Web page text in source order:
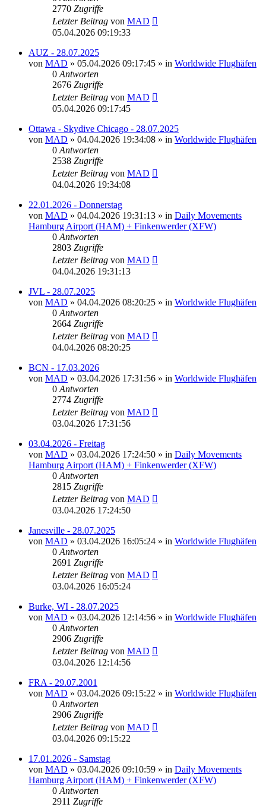
2770 Zugriffe
Letzter Beitrag von MAD
05.04.2026 09:19:33
AUZ - 28.07.2025
von MAD » 05.04.2026 09:17:45 » in Worldwide Flughäfen
0 Antworten
2676 Zugriffe
Letzter Beitrag von MAD
05.04.2026 09:17:45
Ottawa - Skydive Chicago - 28.07.2025
von MAD » 04.04.2026 19:34:08 » in Worldwide Flughäfen
0 Antworten
2538 Zugriffe
Letzter Beitrag von MAD
04.04.2026 19:34:08
22.01.2026 - Donnerstag
von MAD » 04.04.2026 19:31:13 » in Daily Movements
Hamburg Airport (HAM) + Finkenwerder (XFW)
0 Antworten
2803 Zugriffe
Letzter Beitrag von MAD
04.04.2026 19:31:13
JVL - 28.07.2025
von MAD » 04.04.2026 08:20:25 » in Worldwide Flughäfen
0 Antworten
2664 Zugriffe
Letzter Beitrag von MAD
04.04.2026 08:20:25
BCN - 17.03.2026
von MAD » 03.04.2026 17:31:56 » in Worldwide Flughäfen
0 Antworten
2774 Zugriffe
Letzter Beitrag von MAD
03.04.2026 17:31:56
03.04.2026 - Freitag
von MAD » 03.04.2026 17:24:50 » in Daily Movements
Hamburg Airport (HAM) + Finkenwerder (XFW)
0 Antworten
2815 Zugriffe
Letzter Beitrag von MAD
03.04.2026 17:24:50
Janesville - 28.07.2025
von MAD » 03.04.2026 16:05:24 » in Worldwide Flughäfen
0 Antworten
2691 Zugriffe
Letzter Beitrag von MAD
03.04.2026 16:05:24
Burke, WI - 28.07.2025
von MAD » 03.04.2026 12:14:56 » in Worldwide Flughäfen
0 Antworten
2906 Zugriffe
Letzter Beitrag von MAD
03.04.2026 12:14:56
FRA - 29.07.2001
von MAD » 03.04.2026 09:15:22 » in Worldwide Flughäfen
0 Antworten
2906 Zugriffe
Letzter Beitrag von MAD
03.04.2026 09:15:22
17.01.2026 - Samstag
von MAD » 03.04.2026 09:10:59 » in Daily Movements
Hamburg Airport (HAM) + Finkenwerder (XFW)
0 Antworten
2911 Zugriffe